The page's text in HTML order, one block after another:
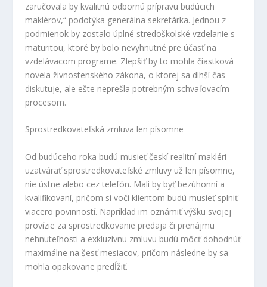
zaručovala by kvalitnú odbornú prípravu budúcich
maklérov,“ podotýka generálna sekretárka. Jednou z
podmienok by zostalo úplné stredoškolské vzdelanie s
maturitou, ktoré by bolo nevyhnutné pre účasť na
vzdelávacom programe. Zlepšiť by to mohla čiastková
novela živnostenského zákona, o ktorej sa dlhší čas
diskutuje, ale ešte neprešla potrebným schvaľovacím
procesom.
Sprostredkovateľská zmluva len písomne
Od budúceho roka budú musieť českí realitní makléri
uzatvárať sprostredkovateľské zmluvy už len písomne,
nie ústne alebo cez telefón. Mali by byť bezúhonní a
kvalifikovaní, pričom si voči klientom budú musieť splniť
viacero povinností. Napríklad im oznámiť výšku svojej
provízie za sprostredkovanie predaja či prenájmu
nehnuteľnosti a exkluzívnu zmluvu budú môcť dohodnúť
maximálne na šesť mesiacov, pričom následne by sa
mohla opakovane predĺžiť.